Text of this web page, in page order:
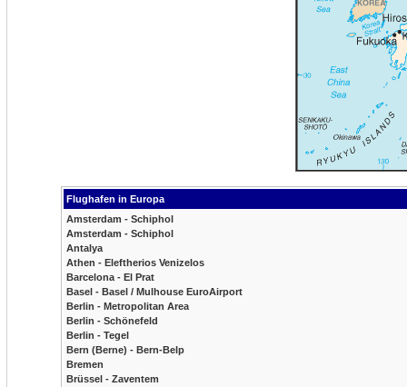
Flughafen in Europa
Amsterdam - Schiphol
Amsterdam - Schiphol
Antalya
Athen - Eleftherios Venizelos
Barcelona - El Prat
Basel - Basel / Mulhouse EuroAirport
Berlin - Metropolitan Area
Berlin - Schönefeld
Berlin - Tegel
Bern (Berne) - Bern-Belp
Bremen
Brüssel - Zaventem